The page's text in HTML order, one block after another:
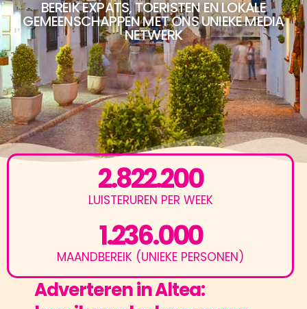
BEREIK EXPATS, TOERISTEN EN LOKALE
GEMEENSCHAPPEN MET ONS UNIEKE MEDIA
NETWERK
LUISTERUREN PER WEEK
2.822.200
MAANDBEREIK (UNIEKE PERSONEN)
1.236.000
Adverteren in Altea: